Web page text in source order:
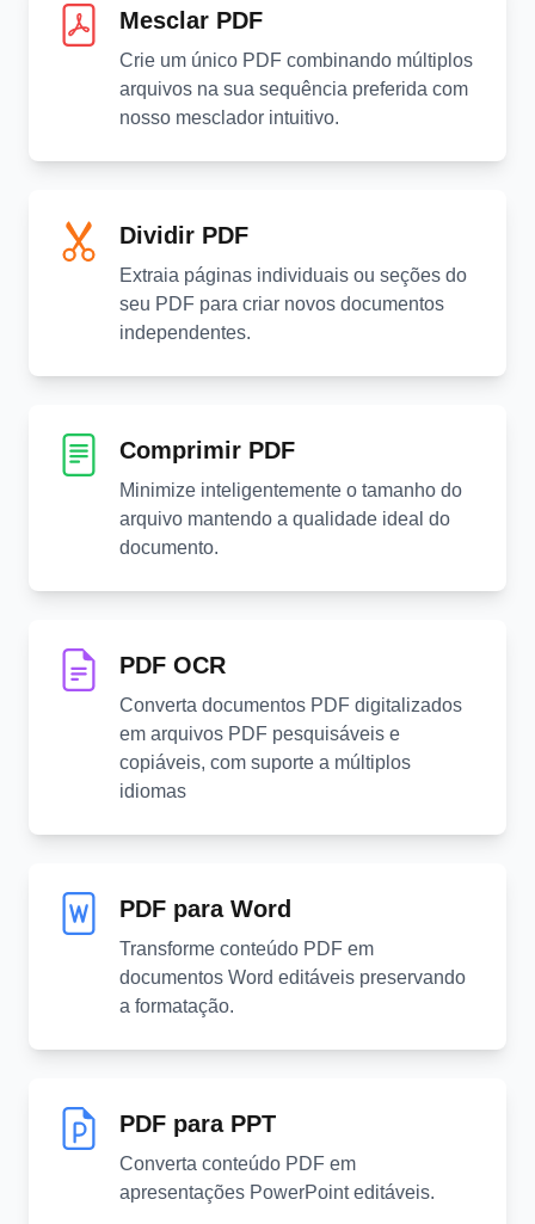
Mesclar PDF
Crie um único PDF combinando múltiplos
arquivos na sua sequência preferida com
nosso mesclador intuitivo.
Dividir PDF
Extraia páginas individuais ou seções do
seu PDF para criar novos documentos
independentes.
Comprimir PDF
Minimize inteligentemente o tamanho do
arquivo mantendo a qualidade ideal do
documento.
PDF OCR
Converta documentos PDF digitalizados
em arquivos PDF pesquisáveis e
copiáveis, com suporte a múltiplos
idiomas
PDF para Word
Transforme conteúdo PDF em
documentos Word editáveis preservando
a formatação.
PDF para PPT
Converta conteúdo PDF em
apresentações PowerPoint editáveis.